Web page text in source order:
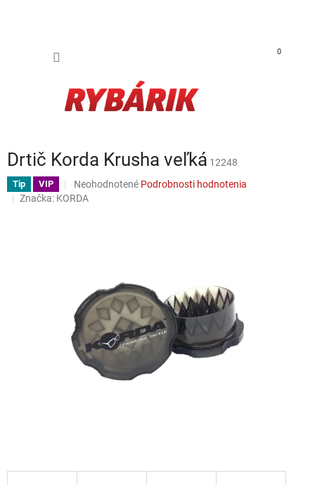
0
Drtič Korda Krusha veľká 12248
Tip VIP Priemerné hodnotenie produktu je 0,0 z 5 hviezdičiek.
Neohodnotené Podrobnosti hodnotenia
Značka: KORDA